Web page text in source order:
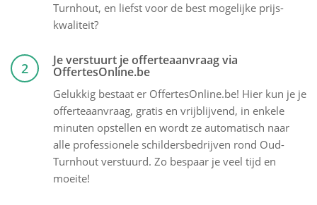
Turnhout, en liefst voor de best mogelijke prijs-
kwaliteit?
2 Je verstuurt je offerteaanvraag via
OffertesOnline.be
Gelukkig bestaat er OffertesOnline.be! Hier kun je je
offerteaanvraag, gratis en vrijblijvend, in enkele
minuten opstellen en wordt ze automatisch naar
alle professionele schildersbedrijven rond Oud-
Turnhout verstuurd. Zo bespaar je veel tijd en
moeite!